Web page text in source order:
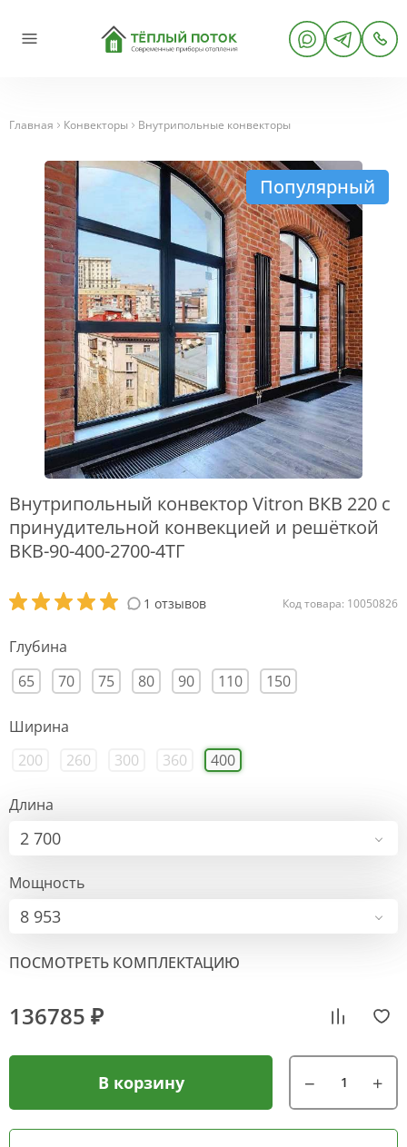
Главная Конвекторы Внутрипольные конвекторы
Популярный
Внутрипольный конвектор Vitron ВКВ 220 с
принудительной конвекцией и решёткой
ВКВ-90-400-2700-4ТГ
1 отзывов Код товара: 10050826
Глубина
65
70 75 80 90 110 150
Ширина
200
260 300 360 400
Длина
2 700
Мощность
8 953
ПОСМОТРЕТЬ КОМПЛЕКТАЦИЮ
136785 ₽
В корзину